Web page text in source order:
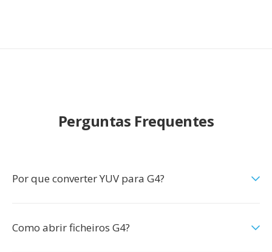
Perguntas Frequentes
Por que converter YUV para G4?
Como abrir ficheiros G4?